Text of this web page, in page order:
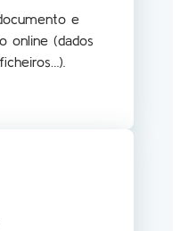
e
online (dados